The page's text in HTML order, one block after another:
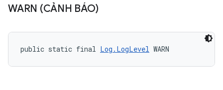
WARN (CẢNH BÁO)
public static final Log.LogLevel WARN